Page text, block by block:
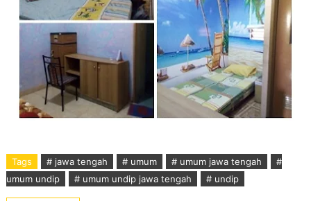
Tags # jawa tengah # umum # umum jawa tengah
#
umum undip
# umum undip jawa tengah # undip